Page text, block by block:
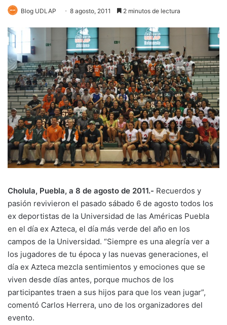
Blog UDLAP 8 agosto, 2011 2 minutos de lectura
Cholula, Puebla, a 8 de agosto de 2011.- Recuerdos y
pasión revivieron el pasado sábado 6 de agosto todos los
ex deportistas de la Universidad de las Américas Puebla
en el día ex Azteca, el día más verde del año en los
campos de la Universidad. “Siempre es una alegría ver a
los jugadores de tu época y las nuevas generaciones, el
día ex Azteca mezcla sentimientos y emociones que se
viven desde días antes, porque muchos de los
participantes traen a sus hijos para que los vean jugar”,
comentó Carlos Herrera, uno de los organizadores del
evento.